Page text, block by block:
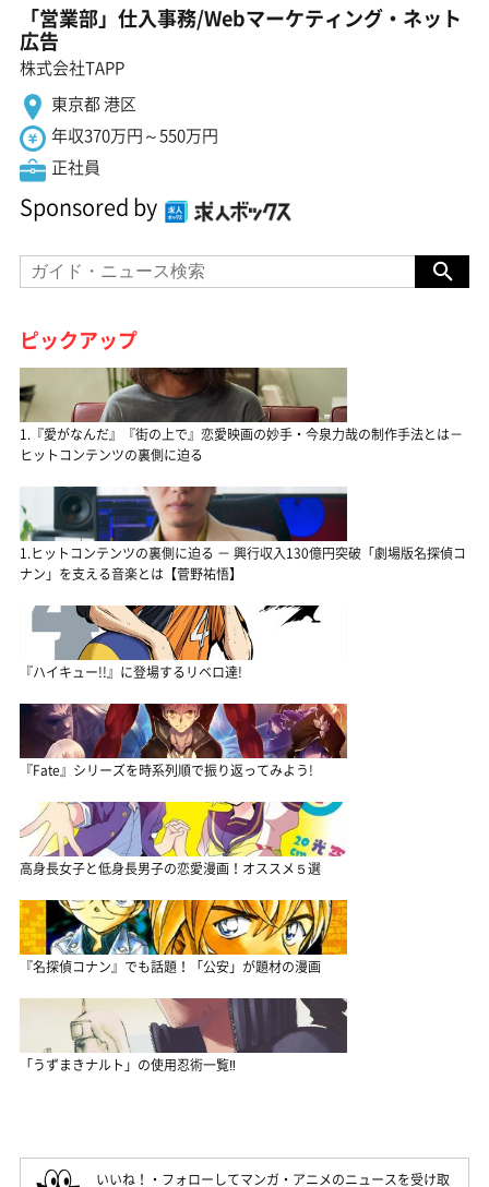
「営業部」仕入事務/Webマーケティング・ネット
広告
株式会社TAPP
東京都 港区
年収370万円～550万円
正社員
Sponsored by
ピックアップ
1.『愛がなんだ』『街の上で』恋愛映画の妙手・今泉力哉の制作手法とは－
ヒットコンテンツの裏側に迫る
1.ヒットコンテンツの裏側に迫る － 興行収入130億円突破「劇場版名探偵コ
ナン」を支える音楽とは【菅野祐悟】
『ハイキュー!!』に登場するリベロ達!
『Fate』シリーズを時系列順で振り返ってみよう!
高身長女子と低身長男子の恋愛漫画！オススメ５選
『名探偵コナン』でも話題！「公安」が題材の漫画
「うずまきナルト」の使用忍術一覧‼
いいね！・フォローしてマンガ・アニメのニュースを受け取